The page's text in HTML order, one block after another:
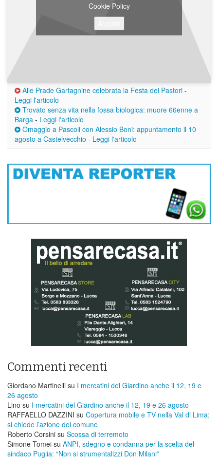
Cookie Policy
Alle Prade Garfagnine celebrata la Festa dei Pastori -
Leggi l'articolo
Trovato senza vita nella fossa biologica: muore 66enne a
Barga - Leggi l'articolo
Omaggio a Pascoli con Alessio Boni: appuntamento il 10
agosto a Castelvecchio - Leggi l'articolo
Commenti recenti
Giordano Martinelli su I mercatini del Giardino anche il 12, 19 e
26 agosto
Lino su I mercatini del Giardino anche il 12, 19 e 26 agosto
RAFFAELLO DAZZINI su ​Copertura mobile e TV nella Val di Lima;
si chiede l’azione del comune
Roberto Corsini su Scossa di terremoto
Simone Tomei su ANPI, sdegno e condanna per la scelta del
sindaco Puglia: “Non si strumentalizzi Don Milani”